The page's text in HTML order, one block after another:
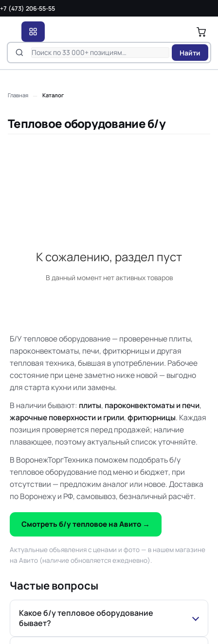
+7 (473) 206-55-55
Найти
Главная Каталог
Тепловое оборудование б/у
К сожалению, раздел пуст
В данный момент нет активных товаров
Б/У тепловое оборудование — проверенные плиты,
пароконвектоматы, печи, фритюрницы и другая
тепловая техника, бывшая в употреблении. Рабочее
состояние при цене заметно ниже новой — выгодно
для старта кухни или замены.
В наличии бывают: плиты, пароконвектоматы и печи,
жарочные поверхности и грили,фритюрницы. Каждая
позиция проверяется перед продажей; наличие
плавающее, поэтому актуальный список уточняйте.
В ВоронежТоргТехника поможем подобрать б/у
тепловое оборудование под меню и бюджет, при
отсутствии — предложим аналог или новое. Доставка
по Воронежу и РФ, самовывоз, безналичный расчёт.
Смотреть б/у тепловое на Авито →
Актуальные объявления с ценами и фото — в нашем магазине
на Авито (наличие обновляется ежедневно).
Частые вопросы
Какое б/у тепловое оборудование
бывает?